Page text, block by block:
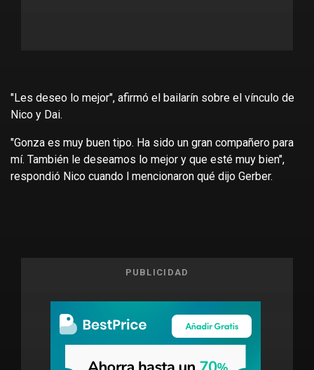
"Les deseo lo mejor", afirmó el bailarín sobre el vínculo de
Nico y Dai.
"Gonza es muy buen tipo. Ha sido un gran compañero para
mí. También le deseamos lo mejor y que esté muy bien",
respondió Nico cuando l mencionaron qué dijo Gerber.
PUBLICIDAD